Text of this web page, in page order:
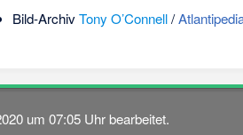
Bild-ArchivTony O’Connell/
um 07:05 Uhr bearbeitet.